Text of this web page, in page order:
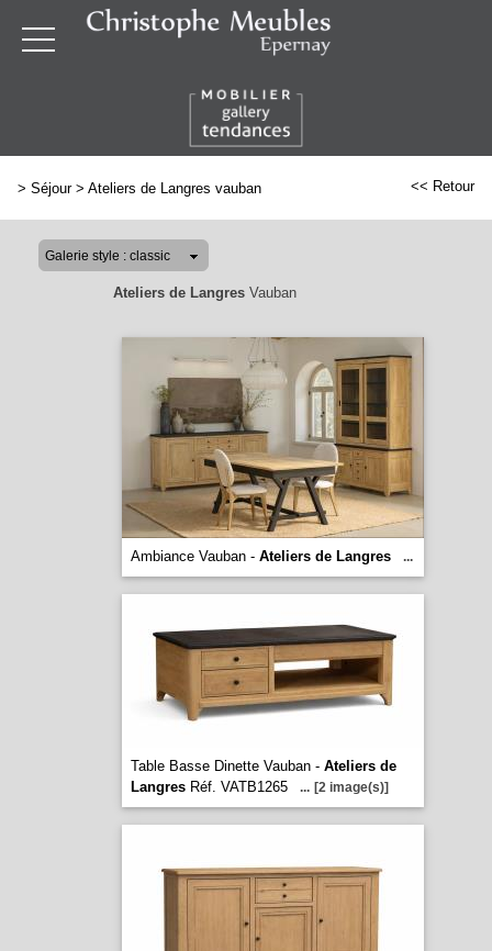
> Séjour> Ateliers de Langres vauban << Retour
Ateliers de LangresVauban
Ambiance Vauban - Ateliers de Langres ...
Table Basse Dinette Vauban - Ateliers de
LangresRéf. VATB1265 ... [2 image(s)]